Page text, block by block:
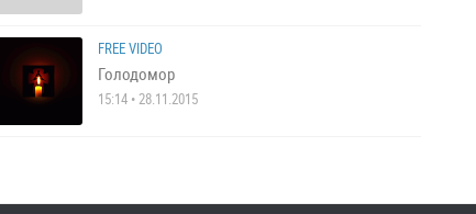
FREE VIDEO
Голодомор
15:14 • 28.11.2015